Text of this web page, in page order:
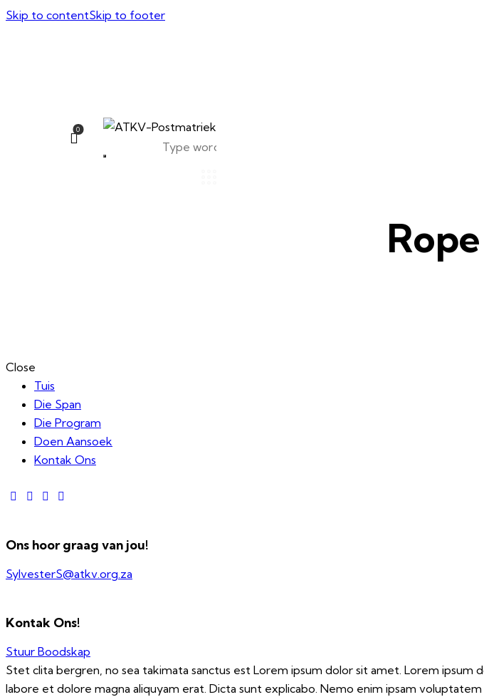
Skip to contentSkip to footer
0
Close
Tuis
Die Span
Die Program
Doen Aansoek
Kontak Ons
Ons hoor graag van jou!
SylvesterS@atkv.org.za
Kontak Ons!
Stuur Boodskap
Stet clita bergren, no sea takimata sanctus est Lorem ipsum dolor sit amet. Lorem
labore et dolore magna aliquyam erat. Dicta sunt explicabo. Nemo enim ipsam